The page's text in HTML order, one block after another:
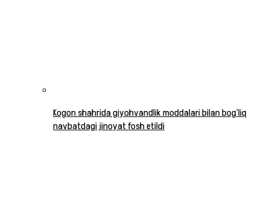
Kogon shahrida giyohvandlik moddalari bilan bog‘liq
navbatdagi jinoyat fosh etildi